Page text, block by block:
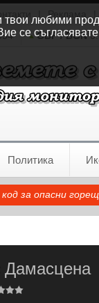
Реклама
GBP / BGN
Политика
за опасни
Дамасцена
любими
се